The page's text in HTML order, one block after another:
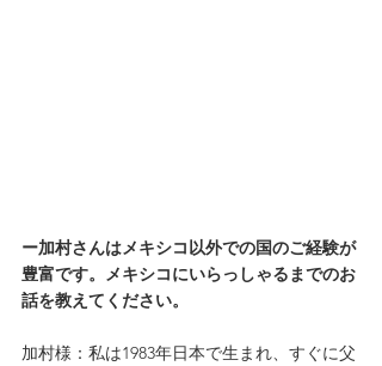
ー加村さんはメキシコ以外での国のご経験が
豊富です。メキシコにいらっしゃるまでのお
話を教えてください。
加村様：私は1983年日本で生まれ、すぐに父